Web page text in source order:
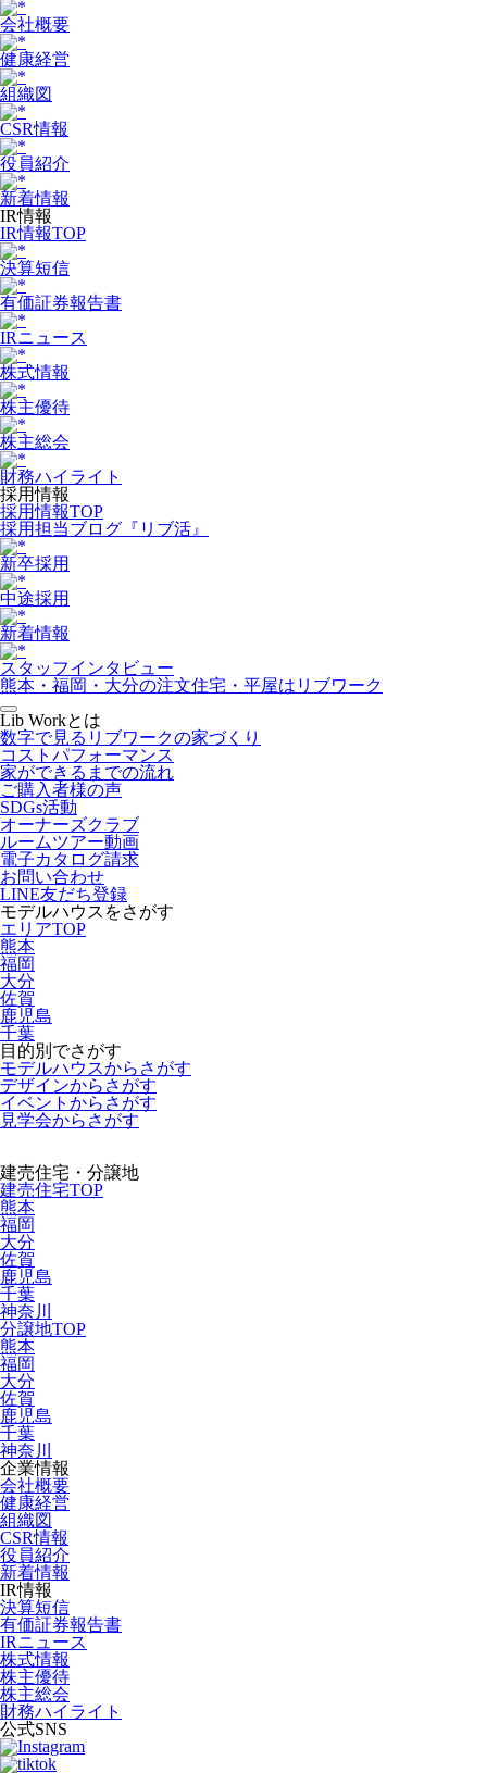
会社概要
健康経営
組織図
CSR情報
役員紹介
新着情報
IR情報
IR情報TOP
決算短信
有価証券報告書
IRニュース
株式情報
株主優待
株主総会
財務ハイライト
採用情報
採用情報TOP
採用担当ブログ『リブ活』
新卒採用
中途採用
新着情報
スタッフインタビュー
熊本・福岡・大分の注文住宅・平屋はリブワーク
Lib Workとは
数字で見るリブワークの家づくり
コストパフォーマンス
家ができるまでの流れ
ご購入者様の声
SDGs活動
オーナーズクラブ
ルームツアー動画
電子カタログ請求
お問い合わせ
LINE友だち登録
モデルハウスをさがす
エリアTOP
熊本
福岡
大分
佐賀
鹿児島
千葉
目的別でさがす
モデルハウスからさがす
デザインからさがす
イベントからさがす
見学会からさがす
建売住宅・分譲地
建売住宅TOP
熊本
福岡
大分
佐賀
鹿児島
千葉
神奈川
分譲地TOP
熊本
福岡
大分
佐賀
鹿児島
千葉
神奈川
企業情報
会社概要
健康経営
組織図
CSR情報
役員紹介
新着情報
IR情報
決算短信
有価証券報告書
IRニュース
株式情報
株主優待
株主総会
財務ハイライト
公式SNS